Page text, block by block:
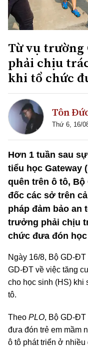
Từ vụ trường
phải chịu
khi tổ chức
Tôn
Thứ 6, 16/
Hơn 1 tuần sau
tiểu học Gateway
quên trên ô tô,
đốc các sở trên
pháp đảm bảo an
trưởng phải chịu
chức đưa đón
Ngày 16/8, Bộ GD-
GD-ĐT về việc tăng
cho học sinh (HS) khi
tô.
Theo PLO, Bộ GD-ĐT
đưa đón trẻ em mầm
ô tô phát triển ở